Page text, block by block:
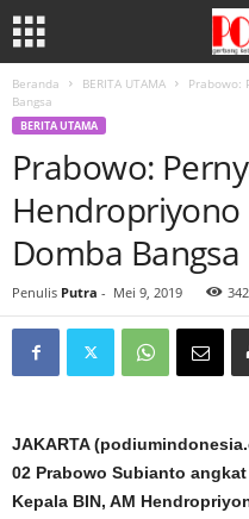
Beranda BERITA UTAMA
Prabowo:
Bangsa
BERITA UTAMA
Prabowo:
Hendropriyono
Domba Bangsa
Penulis Putra - Mei 9, 2019 342
JAKARTA
02 Prabowo Subianto
Kepala BIN, AM